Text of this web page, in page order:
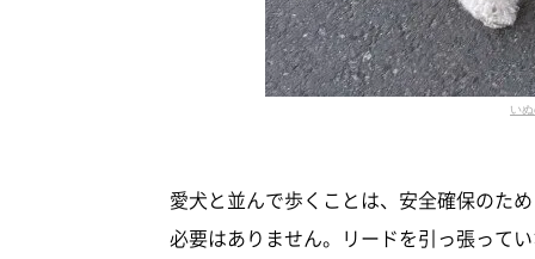
い
愛犬と並んで歩くことは、安全確保のた
必要はありません。リードを引っ張って